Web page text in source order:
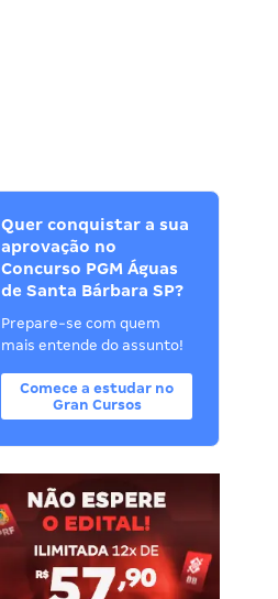
Quer conquistar a sua
aprovação no
Concurso PGM Águas
de Santa Bárbara SP?
Prepare-se com quem
mais entende do assunto!
Comece a estudar no
Gran Cursos